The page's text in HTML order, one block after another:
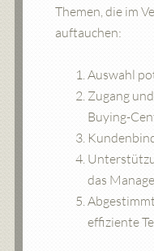
Themen, die im
auftauchen:
Auswahl
Zugang
Buying-
das
effiziente